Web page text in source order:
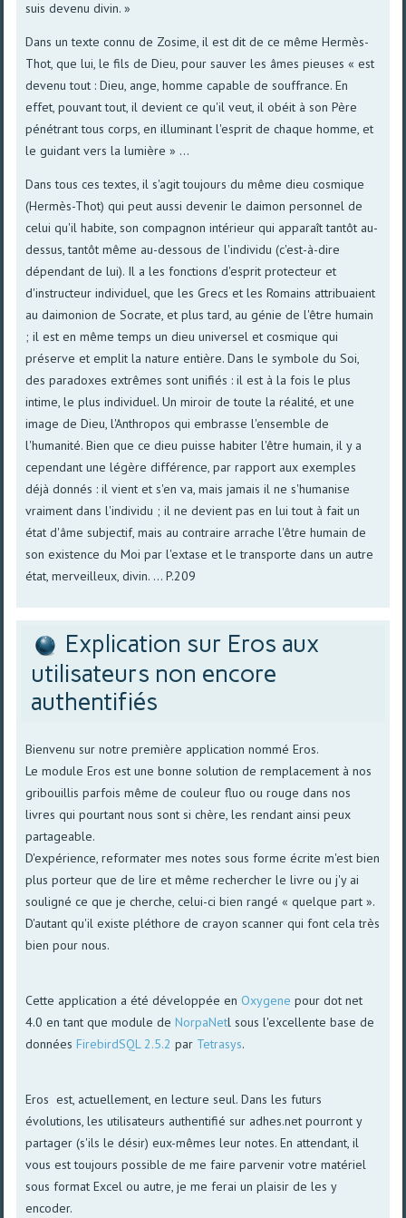
suis devenu divin. »
Dans un texte connu de Zosime, il est dit de ce même Hermès-
Thot, que lui, le fils de Dieu, pour sauver les âmes pieuses « est
devenu tout : Dieu, ange, homme capable de souffrance. En
effet, pouvant tout, il devient ce qu'il veut, il obéit à son Père
pénétrant tous corps, en illuminant l'esprit de chaque homme, et
le guidant vers la lumière » ...
Dans tous ces textes, il s'agit toujours du même dieu cosmique
(Hermès-Thot) qui peut aussi devenir le daimon personnel de
celui qu'il habite, son compagnon intérieur qui apparaît tantôt au-
dessus, tantôt même au-dessous de l'individu (c'est-à-dire
dépendant de lui). Il a les fonctions d'esprit protecteur et
d'instructeur individuel, que les Grecs et les Romains attribuaient
au daimonion de Socrate, et plus tard, au génie de l'être humain
; il est en même temps un dieu universel et cosmique qui
préserve et emplit la nature entière. Dans le symbole du Soi,
des paradoxes extrêmes sont unifiés : il est à la fois le plus
intime, le plus individuel. Un miroir de toute la réalité, et une
image de Dieu, l'Anthropos qui embrasse l'ensemble de
l'humanité. Bien que ce dieu puisse habiter l'être humain, il y a
cependant une légère différence, par rapport aux exemples
déjà donnés : il vient et s'en va, mais jamais il ne s'humanise
vraiment dans l'individu ; il ne devient pas en lui tout à fait un
état d'âme subjectif, mais au contraire arrache l'être humain de
son existence du Moi par l'extase et le transporte dans un autre
état, merveilleux, divin. ... P.209
Explication sur Eros aux
utilisateurs non encore
authentifiés
Bienvenu sur notre première application nommé Eros.
Le module Eros est une bonne solution de remplacement à nos
gribouillis parfois même de couleur fluo ou rouge dans nos
livres qui pourtant nous sont si chère, les rendant ainsi peux
partageable.
D'expérience, reformater mes notes sous forme écrite m'est bien
plus porteur que de lire et même rechercher le livre ou j'y ai
souligné ce que je cherche, celui-ci bien rangé « quelque part ».
D'autant qu'il existe pléthore de crayon scanner qui font cela très
bien pour nous.
Cette application a été développée en Oxygene pour dot net
4.0 en tant que module deNorpaNetl sous l'excellente base de
donnéesFirebirdSQL 2.5.2 par Tetrasys.
Eros est, actuellement, en lecture seul. Dans les futurs
évolutions, les utilisateurs authentifié sur adhes.net pourront y
partager (s'ils le désir) eux-mêmes leur notes. En attendant, il
vous est toujours possible de me faire parvenir votre matériel
sous format Excel ou autre, je me ferai un plaisir de les y
encoder.